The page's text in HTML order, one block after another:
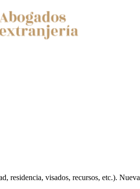
residencia, visados, recursos, etc.). Nueva